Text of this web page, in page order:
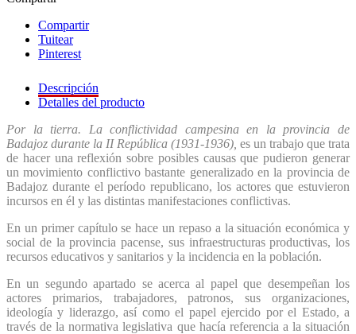
Compartir
Tuitear
Pinterest
Descripción
Detalles del producto
Por la tierra. La conflictividad campesina en la provincia de
Badajoz durante la II República (1931-1936), es un trabajo que trata
de hacer una reflexión sobre posibles causas que pudieron generar
un movimiento conflictivo bastante generalizado en la provincia de
Badajoz durante el período republicano, los actores que estuvieron
incursos en él y las distintas manifestaciones conflictivas.
En un primer capítulo se hace un repaso a la situación económica y
social de la provincia pacense, sus infraestructuras productivas, los
recursos educativos y sanitarios y la incidencia en la población.
En un segundo apartado se acerca al papel que desempeñan los
actores primarios, trabajadores, patronos, sus organizaciones,
ideología y liderazgo, así como el papel ejercido por el Estado, a
través de la normativa legislativa que hacía referencia a la situación